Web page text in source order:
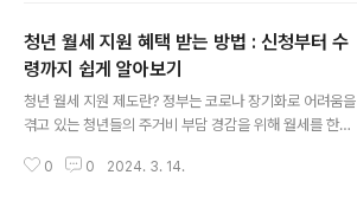
고 자신의 지역의료보험료는 어떻게 변화가 되는지 알아봅
니다. 변경항목 (1) 건강·장기요양보험료 기준 2024년 건
강보험료율이 동결되어 작년과 동일하게 부과되며 지역가
입자는 부과 점수당 금액이 208.4원으로 전년과 똑같습니
다. 즉, 자신에게 부과된 항목 점수의 합계에 작년과 동일하
게 208.4원을 곱하면 보험료가 산정됩니다. - 지역보험료
청년 월세 지원 혜택 받는 방법 : 신청부터 수
령까지 쉽게 알아보기
청년 월세 지원 제도란? 정부는 코로나 장기화로 어려움을
겪고 있는 청년들의 주거비 부담 경감을 위해 월세를 한시
별 지원(무주택 청년 월세 지원)으로서 청년들의 주거비 부
0 0 2024. 3. 14.